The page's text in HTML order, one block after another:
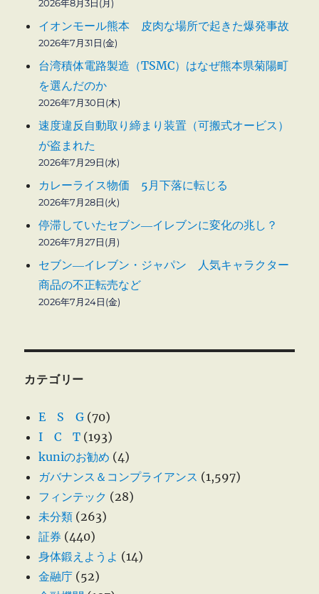
2026年8月3日(月)
イオンモール熊本 皮肉な場所で起きた爆発事故
2026年7月31日(金)
台湾積体電路製造（TSMC）はなぜ熊本県菊陽町
を選んだのか
2026年7月30日(木)
速度違反自動取り締まり装置（可搬式オービス）
が盗まれた
2026年7月29日(水)
カレーライス物価 5月下落に転じる
2026年7月28日(火)
停滞していたセブン―イレブンに変化の兆し？
2026年7月27日(月)
セブン―イレブン・ジャパン 人気キャラクター
商品の不正転売など
2026年7月24日(金)
カテゴリー
E S G (70)
I C T (193)
kuniのお勧め (4)
ガバナンス＆コンプライアンス (1,597)
フィンテック (28)
未分類 (263)
証券 (440)
身体鍛えようよ (14)
金融庁 (52)